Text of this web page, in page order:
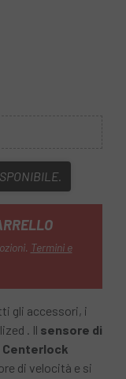
Termini e
gli accessori, i
. Il sensore di
Centerlock
di velocità e si